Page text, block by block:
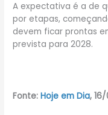
A expectativa é a de
por etapas,
devem ficar prontas
prevista para 2028.
Fonte:Hoje em Dia,